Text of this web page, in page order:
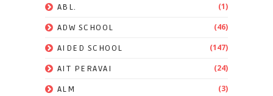
ABL. (1)
ADW SCHOOL (46)
AIDED SCHOOL (147)
AIT PERAVAI (24)
ALM (3)